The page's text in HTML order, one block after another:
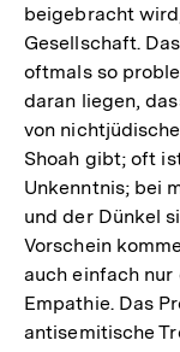
beigebracht
Gesellschaft.
oftmals so
daran liegen,
von
Shoah gibt; oft
Unkenntnis; bei
und der Dünkel
Vorschein
auch einfach
Empathie. Das
antisemitische